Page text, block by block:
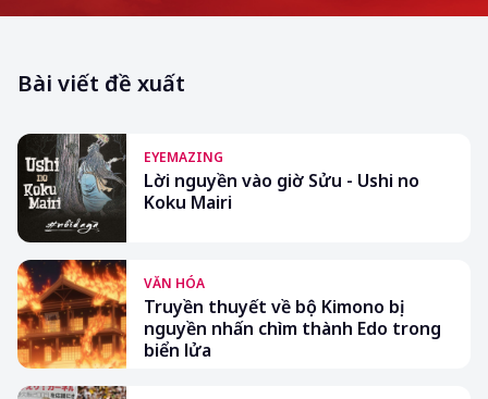
Bài viết đề xuất
EYEMAZING
Lời nguyền vào giờ Sửu - Ushi no
Koku Mairi
VĂN HÓA
Truyền thuyết về bộ Kimono bị
nguyền nhấn chìm thành Edo trong
biển lửa